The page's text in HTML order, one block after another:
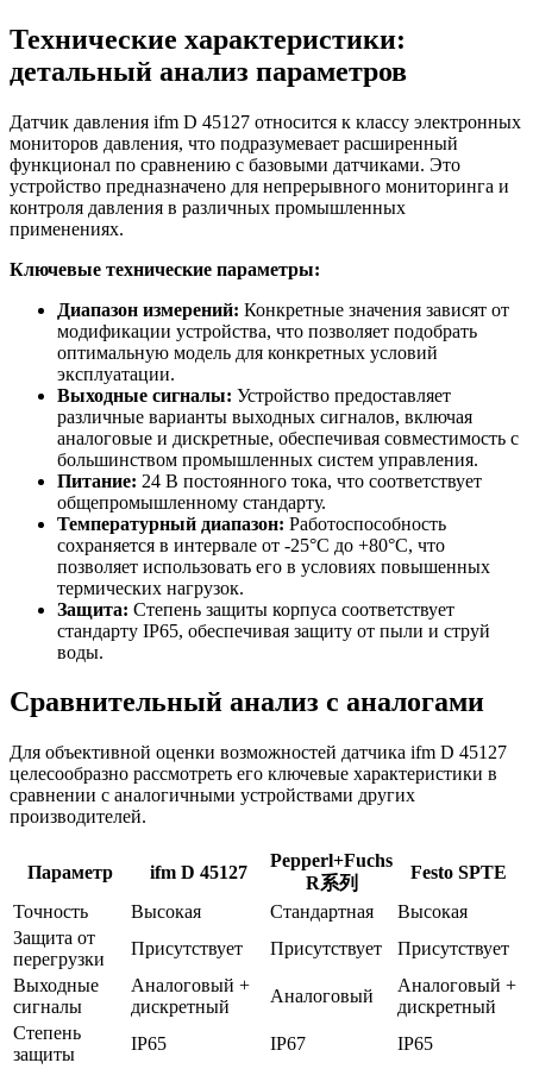
Технические характеристики:
детальный анализ параметров
Датчик давления ifm D 45127 относится к классу электронных
мониторов давления, что подразумевает расширенный
функционал по сравнению с базовыми датчиками. Это
устройство предназначено для непрерывного мониторинга и
контроля давления в различных промышленных
применениях.
Ключевые технические параметры:
Диапазон измерений: Конкретные значения зависят от
модификации устройства, что позволяет подобрать
оптимальную модель для конкретных условий
эксплуатации.
Выходные сигналы: Устройство предоставляет
различные варианты выходных сигналов, включая
аналоговые и дискретные, обеспечивая совместимость с
большинством промышленных систем управления.
Питание: 24 В постоянного тока, что соответствует
общепромышленному стандарту.
Температурный диапазон: Работоспособность
сохраняется в интервале от -25°C до +80°C, что
позволяет использовать его в условиях повышенных
термических нагрузок.
Защита: Степень защиты корпуса соответствует
стандарту IP65, обеспечивая защиту от пыли и струй
воды.
Сравнительный анализ с аналогами
Для объективной оценки возможностей датчика ifm D 45127
целесообразно рассмотреть его ключевые характеристики в
сравнении с аналогичными устройствами других
производителей.
Параметр ifm D 45127
Pepperl+Fuchs
R系列
Festo SPTE
Точность
Высокая Стандартная
Высокая
Защита от
перегрузки
Присутствует Присутствует
Присутствует
Выходные
сигналы
Аналоговый +
дискретный
Аналоговый
Аналоговый +
дискретный
Степень
защиты
IP65 IP67 IP65